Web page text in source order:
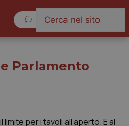
Parlamento